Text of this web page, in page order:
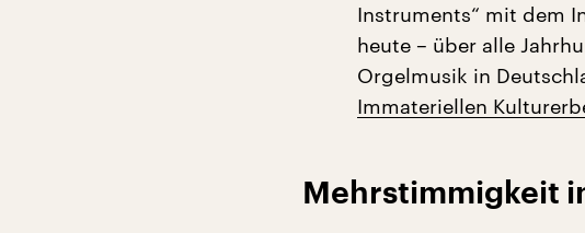
Instruments“ mit dem
heute – über alle
Orgelmusik in
Immateriellen
Mehrstimmigkeit